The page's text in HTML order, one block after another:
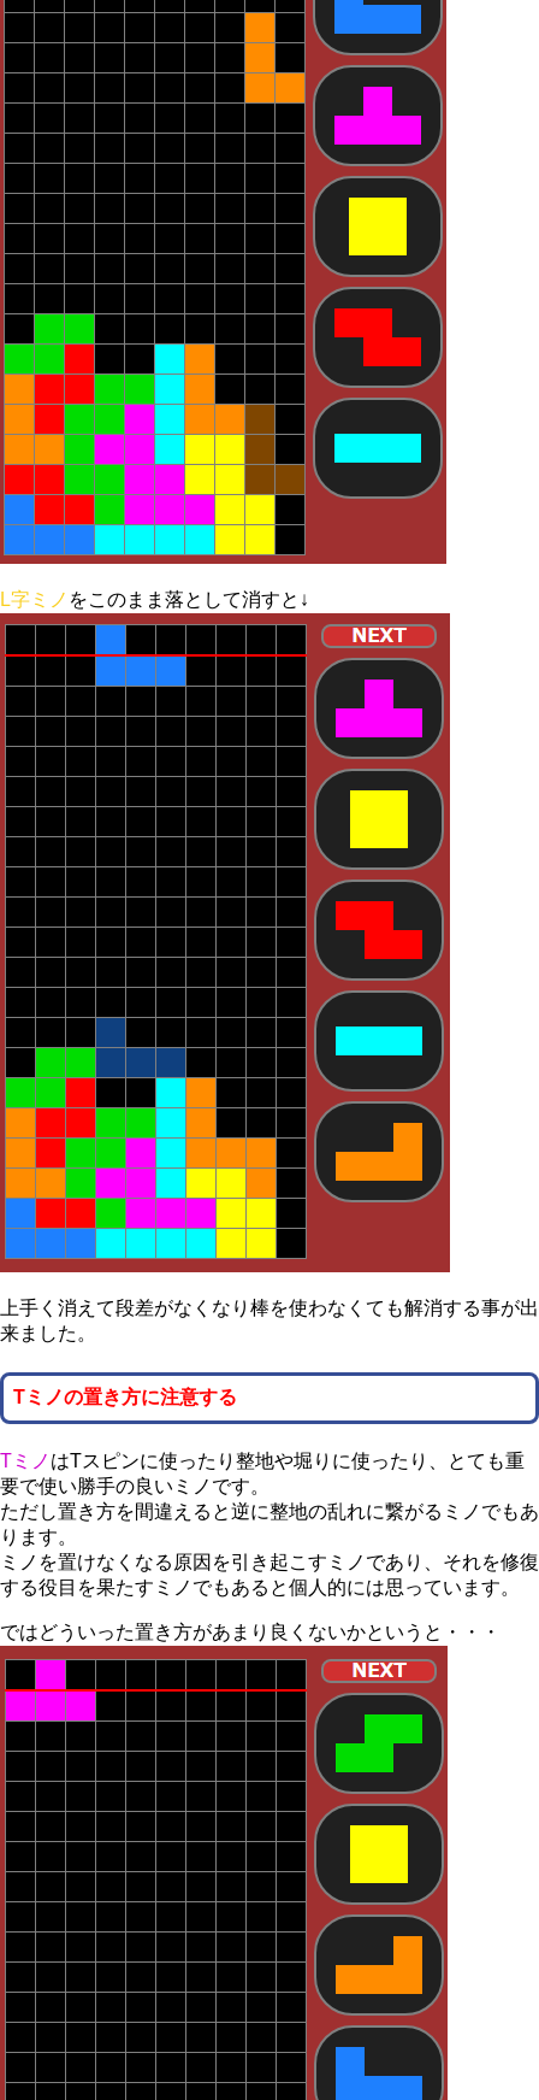
L字ミノ をこのまま落として消すと↓
上手く消えて段差がなくなり棒を使わなくても解消する事が出
来ました。
Tミノの置き方に注意する
Tミノ はTスピンに使ったり整地や堀りに使ったり、とても重
要で使い勝手の良いミノです。
ただし置き方を間違えると逆に整地の乱れに繋がるミノでもあ
ります。
ミノを置けなくなる原因を引き起こすミノであり、それを修復
する役目を果たすミノでもあると個人的には思っています。
ではどういった置き方があまり良くないかというと・・・